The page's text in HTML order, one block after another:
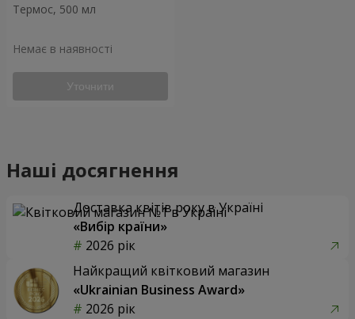
Термос, 500 мл
Немає в наявності
Уточнити
Наші досягнення
Доставка квітів року в Україні
«Вибір країни»
2026 рік
Найкращий квітковий магазин
«Ukrainian Business Award»
2026 рік